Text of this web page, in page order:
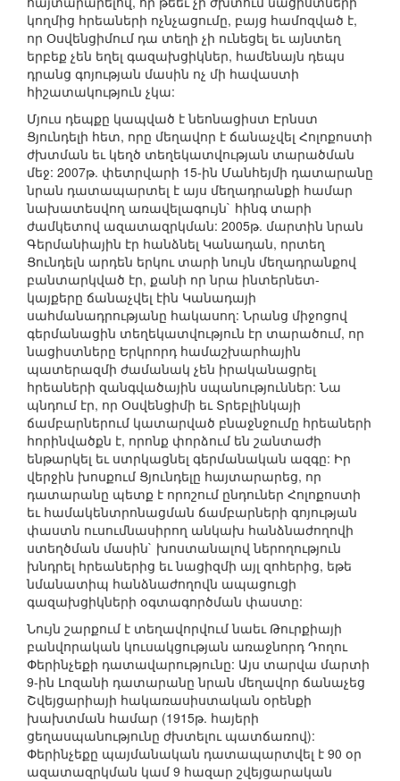
կողմից հրեաների ոչնչացումը, բայց համոզված է,
որ Օսվենցիմում դա տեղի չի ունեցել եւ այնտեղ
երբեք չեն եղել գազախցիկներ, համենայն դեպս
դրանց գոյության մասին ոչ մի հավաստի
հիշատակություն չկա:
Մյուս դեպքը կապված է նեոնացիստ Էրնստ
Ցյունդելի հետ, որը մեղավոր է ճանաչվել Հոլոքոստի
ժխտման եւ կեղծ տեղեկատվության տարածման
մեջ: 2007թ. փետրվարի 15-ին Մանհեյմի դատարանը
նրան դատապարտել է այս մեղադրանքի համար
նախատեսվող առավելագույն` հինգ տարի
ժամկետով ազատազրկման: 2005թ. մարտին նրան
Գերմանիային էր հանձնել Կանադան, որտեղ
Ցունդելն արդեն երկու տարի նույն մեղադրանքով
բանտարկված էր, քանի որ նրա ինտերնետ-
կայքերը ճանաչվել էին Կանադայի
սահմանադրությանը հակասող: Նրանց միջոցով
գերմանացին տեղեկատվություն էր տարածում, որ
նացիստները Երկրորդ համաշխարհային
պատերազմի ժամանակ չեն իրականացրել
հրեաների զանգվածային սպանություններ: Նա
պնդում էր, որ Օսվենցիմի եւ Տրեբլինկայի
ճամբարներում կատարված բնաջնջումը հրեաների
հորինվածքն է, որոնք փորձում են շանտաժի
ենթարկել եւ ստրկացնել գերմանական ազգը: Իր
վերջին խոսքում Ցյունդելը հայտարարեց, որ
դատարանը պետք է որոշում ընդուներ Հոլոքոստի
եւ համակենտրոնացման ճամբարների գոյության
փաստն ուսումնասիրող անկախ հանձնաժողովի
ստեղծման մասին` խոստանալով ներողություն
խնդրել հրեաներից եւ նացիզմի այլ զոհերից, եթե
նմանատիպ հանձնաժողովն ապացուցի
գազախցիկների օգտագործման փաստը:
Նույն շարքում է տեղավորվում նաեւ Թուրքիայի
բանվորական կուսակցության առաջնորդ Դողու
Փերինչեքի դատավարությունը: Այս տարվա մարտի
9-ին Լոզանի դատարանը նրան մեղավոր ճանաչեց
Շվեյցարիայի հակառասիստական օրենքի
խախտման համար (1915թ. հայերի
ցեղասպանությունը ժխտելու պատճառով):
Փերինչեքը պայմանական դատապարտվել է 90 օր
ազատազրկման կամ 9 հազար շվեյցարական